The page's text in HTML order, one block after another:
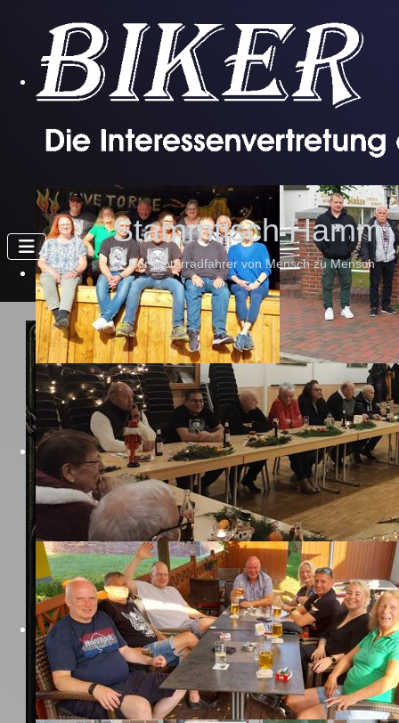
Stammtisch Hamm
Für Motorradfahrer von Mensch zu Mensch